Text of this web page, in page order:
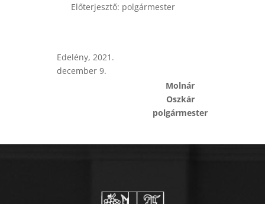
Előterjesztő: polgármester
Edelény, 2021.
december 9.
Molnár
Oszkár
polgármester